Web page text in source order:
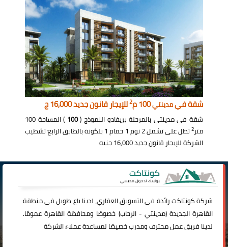
شقة فيمدينتي100 م 2للإيجار قانون جديد 16,000 ج
شقة في مدينتي بالمرحلة بريفادو النموذج (100
) المساحة 100
متر2
تطل على تشمل 2 نوم 1 حمام 1 بلكونة بالطابق الرابع تشطيب
الشركة للإيجار قانون جديد 16,000 جنيه
شركةكونتاكترائدة فى التسويق العقاري، لدينا باع طويل فى منطقة
القاهرة الجديدة (مدينتي -الرحاب) خصوصًا ومحافظة القاهرة عمومًا.
لدينا فريق عمل محترف ومدرب خصيصًا لمساعدة عملاء الشركة